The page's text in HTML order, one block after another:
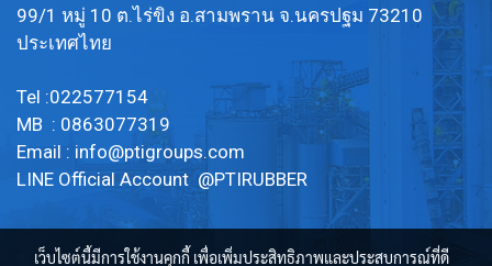
99/1 หมู่ 10 ต.ไร่ขิง อ.สามพราน จ.นครปฐม 73210
ประเทศไทย
Tel :022577154
MB : 0863077319
Email : info@ptigroups.com
LINE Official Account @PTIRUBBER
เว็บไซต์นี้มีการใช้งานคุกกี้ เพื่อเพิ่มประสิทธิภาพและประสบการณ์ที่ดี